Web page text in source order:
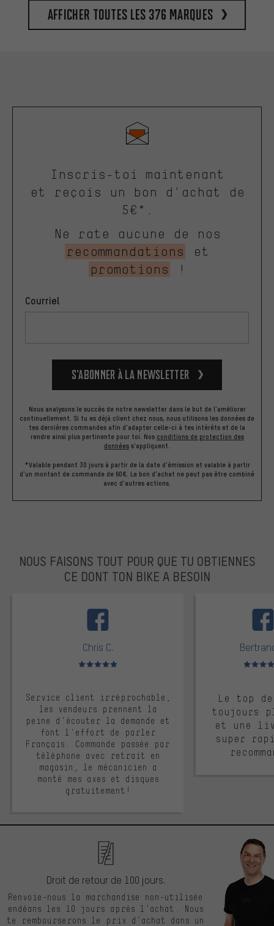
Afficher toutes les 376 marques
Inscris-toi maintenant
et reçois un bon d'achat de
5€*.
Ne rate aucune de nos
recommandations
et
promotions
!
Courriel
S’abonner à la newsletter
Nous analysons le succès de notre newsletter dans le but de l'améliorer
continuellement. Si tu es déjà client chez nous, nous utilisons les données de
tes dernières commandes afin d'adapter celle-ci à tes intérêts et de la
rendre ainsi plus pertinente pour toi. Nos conditions de protection des
données s'appliquent.
*Valable pendant 30 jours à partir de la date d'émission et valable à partir
d'un montant de commande de 60€. Le bon d'achat ne peut pas être combiné
avec d'autres actions.
NOUS FAISONS TOUT POUR QUE TU OBTIENNES
CE DONT TON BIKE A BESOIN
Chris C.
Note moyenne : 5 sur 5
Service client irréprochable,
les vendeurs prennent la
peine d'écouter la demande et
font l'effort de parler
Français. Commande passée par
téléphone avec retrait en
magasin, le mécanicien a
monté mes axes et disques
gratuitement!
Note
Le top
toujours
et une
super
Droit de retour de 100 jours.
Renvoie-nous la marchandise non-utilisée
endéans les 10 jours après l’achat. Nous
te rembourserons le prix d’achat dans un